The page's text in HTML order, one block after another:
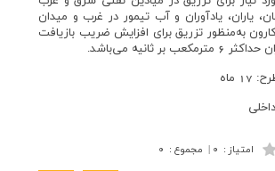
یاران، یادآوران و آب تیمور در غرب و میدان
به‌منظور تزریق برای افزایش ضریب بازیافت
بر ثانیه می‌باشد.
ماه
امتیاز : ۰ | مجموع : ۰